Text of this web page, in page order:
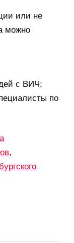
или не
можно
с ВИЧ;
по
,